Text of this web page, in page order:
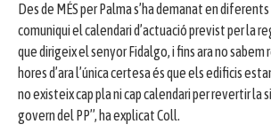
Des de MÉS per Palma s’ha demanat en
comuniqui el calendari d’actuació previst per la
que dirigeix el senyor Fidalgo, i fins ara no sabem
hores d’ara l’única certesa és que els edificis
no existeix cap pla ni cap calendari per revertir la
govern del PP”, ha explicat Coll.